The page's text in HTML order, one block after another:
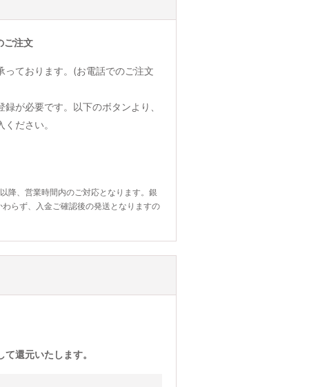
ご注文
っております。(お電話でのご注文
が必要です。以下のボタンより、
ださい。
降、営業時間内のご対応となります。銀
らず、入金ご確認後の発送となりますの
還元いたします。